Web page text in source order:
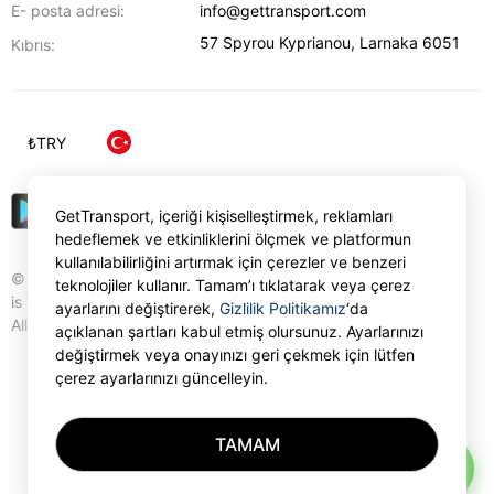
E- posta adresi:
info@gettransport.com
Kıbrıs:
57 Spyrou Kyprianou, Larnaka 6051
© Gettransport International Limited. GetTransport®
is trademark of Gettransport International Limited.
All rights reserved.
₺TRY
GetTransport, içeriği kişiselleştirmek, reklamları
hedeflemek ve etkinliklerini ölçmek ve platformun
kullanılabilirliğini artırmak için çerezler ve benzeri
teknolojiler kullanır. Tamam’ı tıklatarak veya çerez
ayarlarını değiştirerek, Gizlilik Politikamız‘da
açıklanan şartları kabul etmiş olursunuz. Ayarlarınızı
değiştirmek veya onayınızı geri çekmek için lütfen
çerez ayarlarınızı güncelleyin.
TAMAM
AI